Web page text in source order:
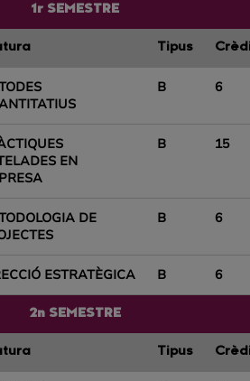
1r SEMESTRE
Tipus
B 6
EN
B 15
DE
B 6
ESTRATÈGICA B 6
2n SEMESTRE
Tipus